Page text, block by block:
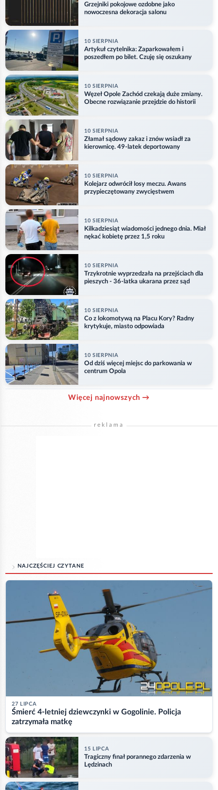
Grzejniki pokojowe ozdobne jako
nowoczesna dekoracja salonu
10 SIERPNIA
Artykuł czytelnika: Zaparkowałem i
poszedłem po bilet. Czuję się oszukany
10 SIERPNIA
Węzeł Opole Zachód czekają duże zmiany.
Obecne rozwiązanie przejdzie do historii
10 SIERPNIA
Złamał sądowy zakaz i znów wsiadł za
kierownicę. 49-latek deportowany
10 SIERPNIA
Kolejarz odwrócił losy meczu. Awans
przypieczętowany zwycięstwem
10 SIERPNIA
Kilkadziesiąt wiadomości jednego dnia. Miał
nękać kobietę przez 1,5 roku
10 SIERPNIA
Trzykrotnie wyprzedzała na przejściach dla
pieszych - 36-latka ukarana przez sąd
10 SIERPNIA
Co z lokomotywą na Placu Kory? Radny
krytykuje, miasto odpowiada
10 SIERPNIA
Od dziś więcej miejsc do parkowania w
centrum Opola
Więcej najnowszych →
reklama
NAJCZĘŚCIEJ CZYTANE
27 LIPCA
Śmierć 4-letniej dziewczynki w Gogolinie. Policja
zatrzymała matkę
15 LIPCA
Tragiczny finał porannego zdarzenia w
Lędzinach